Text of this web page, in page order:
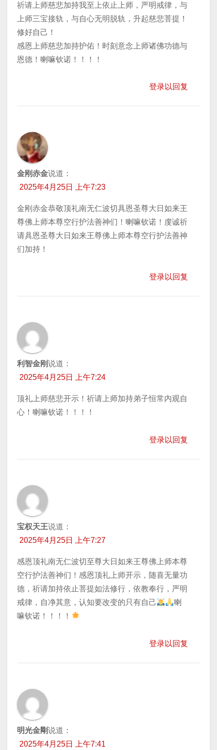
祈请上师慈悲加持我至上依止上师，严明戒律，与
上师三宝接轨，与自心无明脱轨，升起慈悲菩提！
修好自己！
感恩上师慈悲加持护佑！时刻意念上师诸佛功德与
恩德！喇嘛钦诺！！！！
登录以回复
金刚赤金说道：
2025年4月25日 上午7:23
金刚赤金恭敬顶礼南无仁波切具恩圣尊大日如来王
尊佛上师本尊空行护法善神们！喇嘛钦诺！虔诚祈
请具恩圣尊大日如来王尊佛上师本尊空行护法善神
们加持！
登录以回复
利智金刚说道：
2025年4月25日 上午7:24
顶礼上师慈悲开示！祈请上师加持弟子恒常内观自
心！喇嘛钦诺！！！！
登录以回复
宝权天王说道：
2025年4月25日 上午7:27
感恩顶礼南无仁波切至尊大日如来王尊佛上师本尊
空行护法善神们！感恩顶礼上师开示，随喜无量功
德，祈请加持依止菩提如法修行，依教奉行，严明
戒律，自净其意，认知要改变的只有自己
喇
嘛钦诺！！！！
登录以回复
明光金剛说道：
2025年4月25日 上午7:41